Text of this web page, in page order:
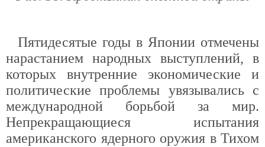
Пятидесятые годы в Японии отмечены
нарастанием народных выступлений, в
которых внутренние экономические и
политические проблемы увязывались с
международной борьбой за мир.
Непрекращающиеся испытания
американского ядерного оружия в Тихом